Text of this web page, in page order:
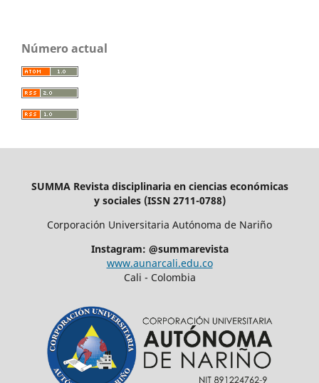
Número actual
SUMMA Revista disciplinaria en ciencias económicas
y sociales (ISSN 2711-0788)
Corporación Universitaria Autónoma de Nariño
Instagram: @summarevista
www.aunarcali.edu.co
Cali - Colombia